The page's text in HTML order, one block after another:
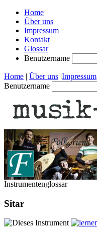
Home
Über uns
Impressum
Kontakt
Glossar
Benutzername
Home | Über uns |Impressum
Benutzername
Instrumentenglossar
Sitar